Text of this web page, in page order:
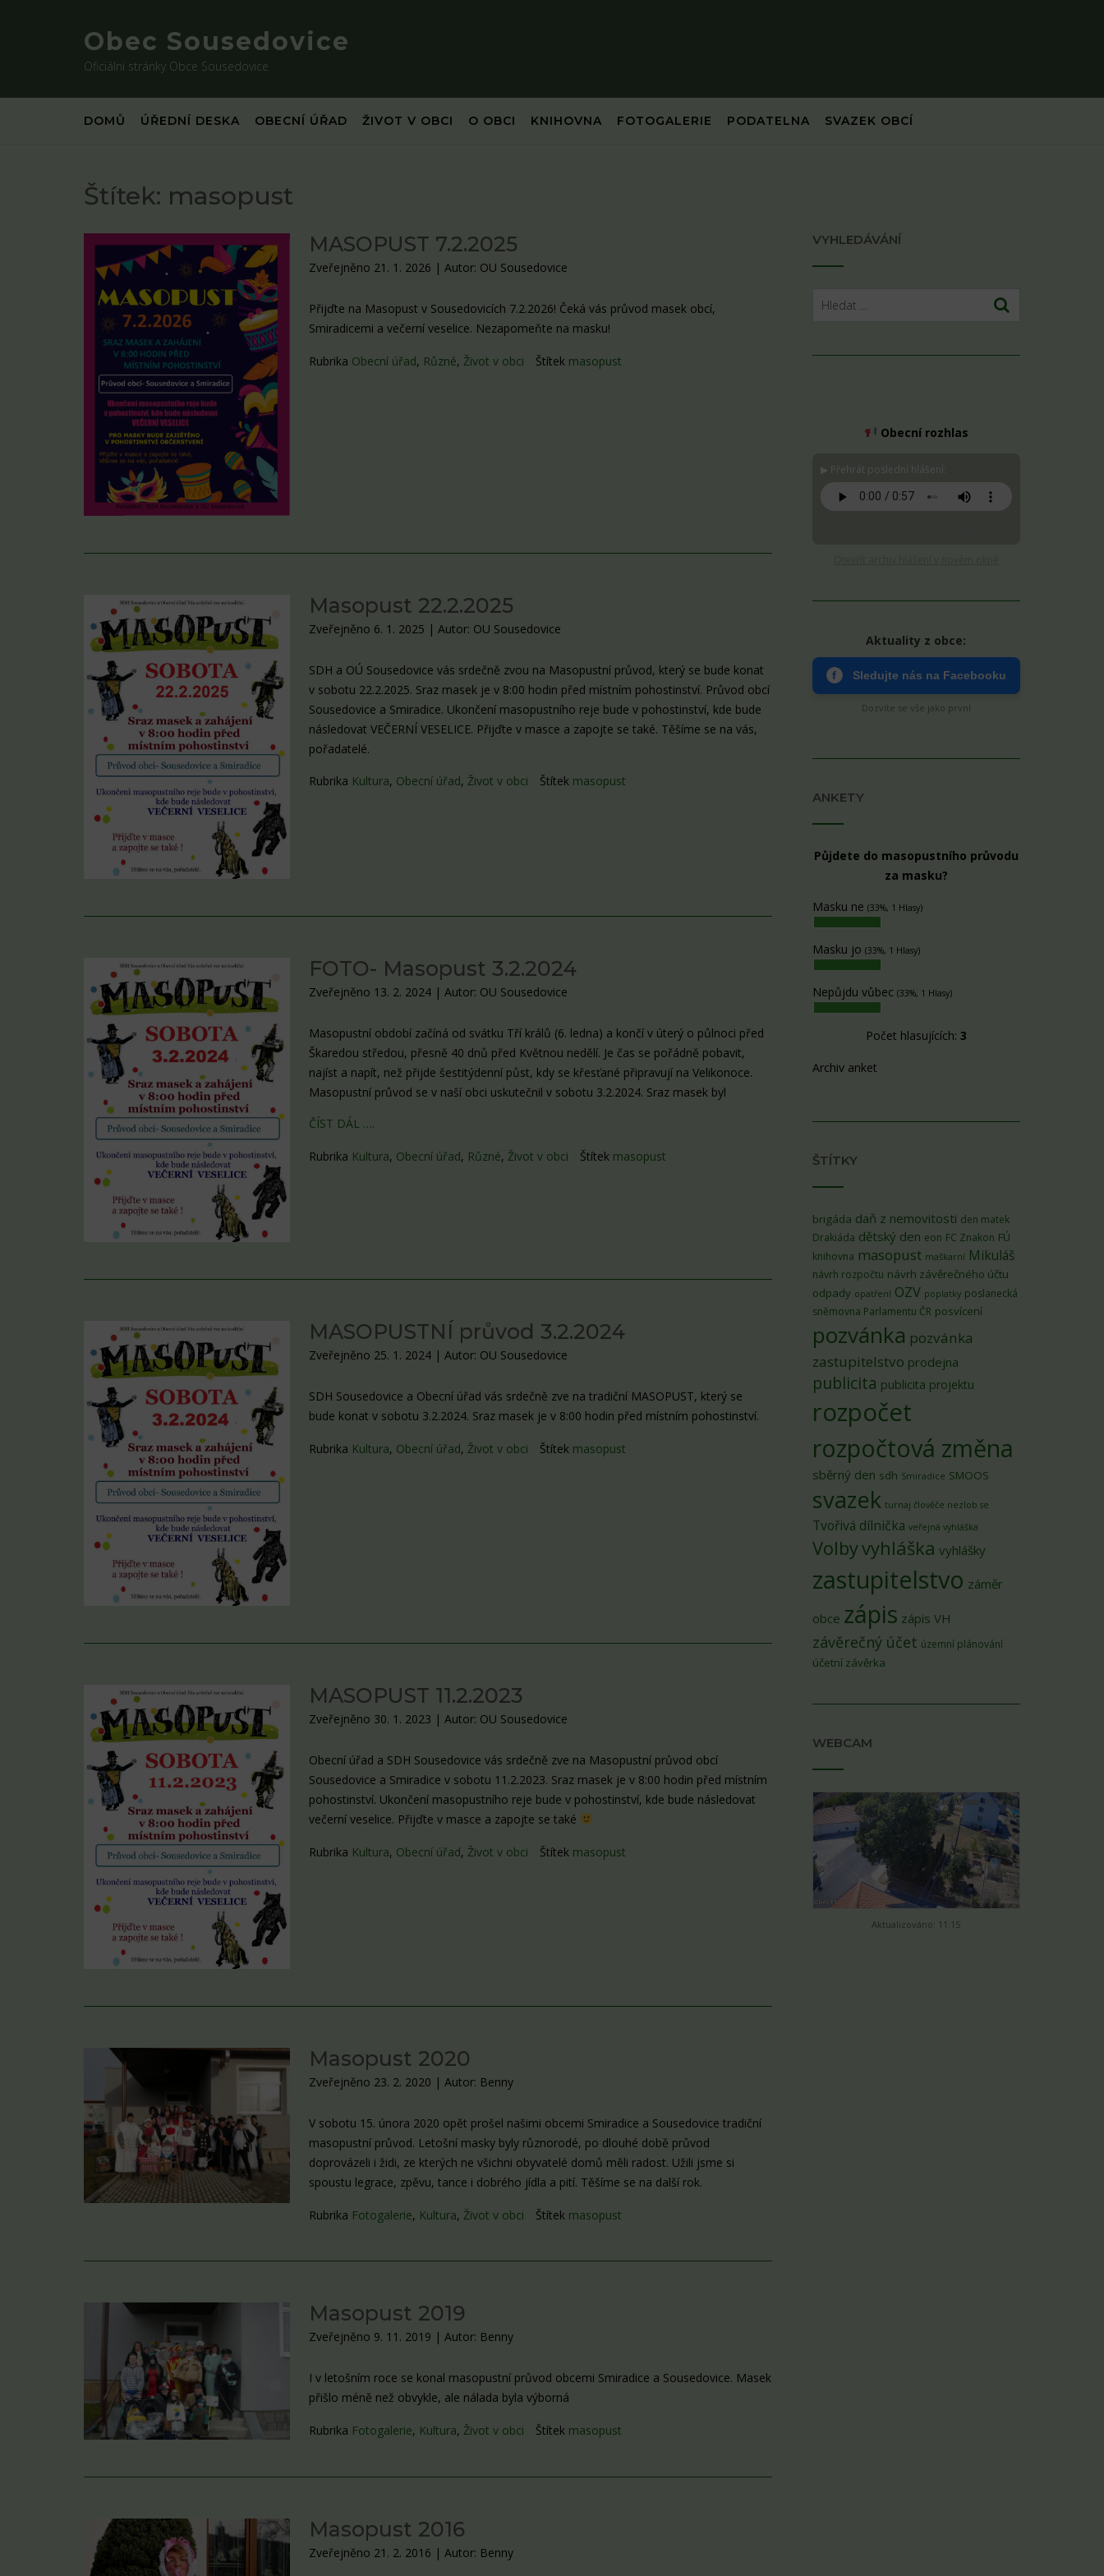
Obec Sousedovice
Oficiální stránky Obce Sousedovice
DOMŮ ÚŘEDNÍ DESKA OBECNÍ ÚŘAD ŽIVOT V OBCI O OBCI KNIHOVNA FOTOGALERIE PODATELNA SVAZEK OBCÍ
Štítek: masopust
MASOPUST 7.2.2025
Zveřejněno 21. 1. 2026 | Autor: OU Sousedovice
Přijďte na Masopust v Sousedovicích 7.2.2026! Čeká vás průvod masek obcí,
Smiradicemi a večerní veselice. Nezapomeňte na masku!
Rubrika Obecní úřad, Různé, Život v obci Štítek masopust
Masopust 22.2.2025
Zveřejněno 6. 1. 2025 | Autor: OU Sousedovice
SDH a OÚ Sousedovice vás srdečně zvou na Masopustní průvod, který se bude konat
v sobotu 22.2.2025. Sraz masek je v 8:00 hodin před místním pohostinství. Průvod obcí
Sousedovice a Smiradice. Ukončení masopustního reje bude v pohostinství, kde bude
následovat VEČERNÍ VESELICE. Přijďte v masce a zapojte se také. Těšíme se na vás,
pořadatelé.
Rubrika Kultura, Obecní úřad, Život v obci Štítek masopust
FOTO- Masopust 3.2.2024
Zveřejněno 13. 2. 2024 | Autor: OU Sousedovice
Masopustní období začíná od svátku Tří králů (6. ledna) a končí v úterý o půlnoci před
Škaredou středou, přesně 40 dnů před Květnou nedělí. Je čas se pořádně pobavit,
najíst a napít, než přijde šestitýdenní půst, kdy se křesťané připravují na Velikonoce.
Masopustní průvod se v naší obci uskutečnil v sobotu 3.2.2024. Sraz masek byl
ČÍST DÁL ….
Rubrika Kultura, Obecní úřad, Různé, Život v obci Štítek masopust
MASOPUSTNÍ průvod 3.2.2024
Zveřejněno 25. 1. 2024 | Autor: OU Sousedovice
SDH Sousedovice a Obecní úřad vás srdečně zve na tradiční MASOPUST, který se
bude konat v sobotu 3.2.2024. Sraz masek je v 8:00 hodin před místním pohostinství.
Rubrika Kultura, Obecní úřad, Život v obci Štítek masopust
MASOPUST 11.2.2023
Zveřejněno 30. 1. 2023 | Autor: OU Sousedovice
Obecní úřad a SDH Sousedovice vás srdečně zve na Masopustní průvod obcí
Sousedovice a Smiradice v sobotu 11.2.2023. Sraz masek je v 8:00 hodin před místním
pohostinství. Ukončení masopustního reje bude v pohostinství, kde bude následovat
večerní veselice. Přijďte v masce a zapojte se také
Rubrika Kultura, Obecní úřad, Život v obci Štítek masopust
Masopust 2020
Zveřejněno 23. 2. 2020 | Autor: Benny
V sobotu 15. února 2020 opět prošel našimi obcemi Smiradice a Sousedovice tradiční
masopustní průvod. Letošní masky byly různorodé, po dlouhé době průvod
doprovázeli i židi, ze kterých ne všichni obyvatelé domů měli radost. Užili jsme si
spoustu legrace, zpěvu, tance i dobrého jídla a pití. Těšíme se na další rok.
Rubrika Fotogalerie, Kultura, Život v obci Štítek masopust
Masopust 2019
Zveřejněno 9. 11. 2019 | Autor: Benny
I v letošním roce se konal masopustní průvod obcemi Smiradice a Sousedovice. Masek
přišlo méně než obvykle, ale nálada byla výborná
Rubrika Fotogalerie, Kultura, Život v obci Štítek masopust
Masopust 2016
Zveřejněno 21. 2. 2016 | Autor: Benny
VYHLEDÁVÁNÍ
Obecní rozhlas
▶ Přehrát poslední hlášení:
Aktuality z obce:
f Sledujte nás na Facebooku
Dozvíte se vše jako první
ANKETY
Půjdete do masopustního průvodu
za masku?
Masku ne (33%, 1 Hlasy)
Masku jo (33%, 1 Hlasy)
Nepůjdu vůbec (33%, 1 Hlasy)
Počet hlasujících: 3
Archiv anket
ŠTÍTKY
brigáda daň z nemovitosti den matek
Drakiáda dětský den eon FC Znakon FÚ
knihovna masopust maškarní Mikuláš
návrh rozpočtu návrh závěrečného účtu
odpady opatření OZV poplatky poslanecká
sněmovna Parlamentu ČR posvícení
pozvánka pozvánka
zastupitelstvo prodejna
publicita publicita projektu
rozpočet
rozpočtová změna
sběrný den sdh Smiradice SMOOS
svazek turnaj člověče nezlob se
Tvořivá dílnička veřejná vyhláška
Volbyvyhláška vyhlášky
zastupitelstvo záměr
obce zápis zápis VH
závěrečný účet územní plánování
účetní závěrka
WEBCAM
Aktualizováno: 11:15